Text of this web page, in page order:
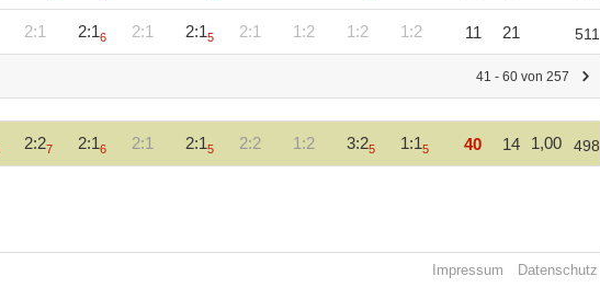
2:1 2:16 2:1 2:15 2:1 1:2 1:2 1:2 11 21 511
41 - 60 von 257
2:27 2:1 6 2:1 2:1 5 2:2 1:2 3:25 1:1 5 40 14 1,00 498
Impressum Datenschutz